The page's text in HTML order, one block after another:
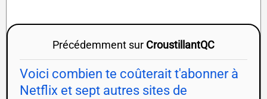
Précédemment sur CroustillantQC
Voici combien te coûterait t'abonner à
Netflix et sept autres sites de